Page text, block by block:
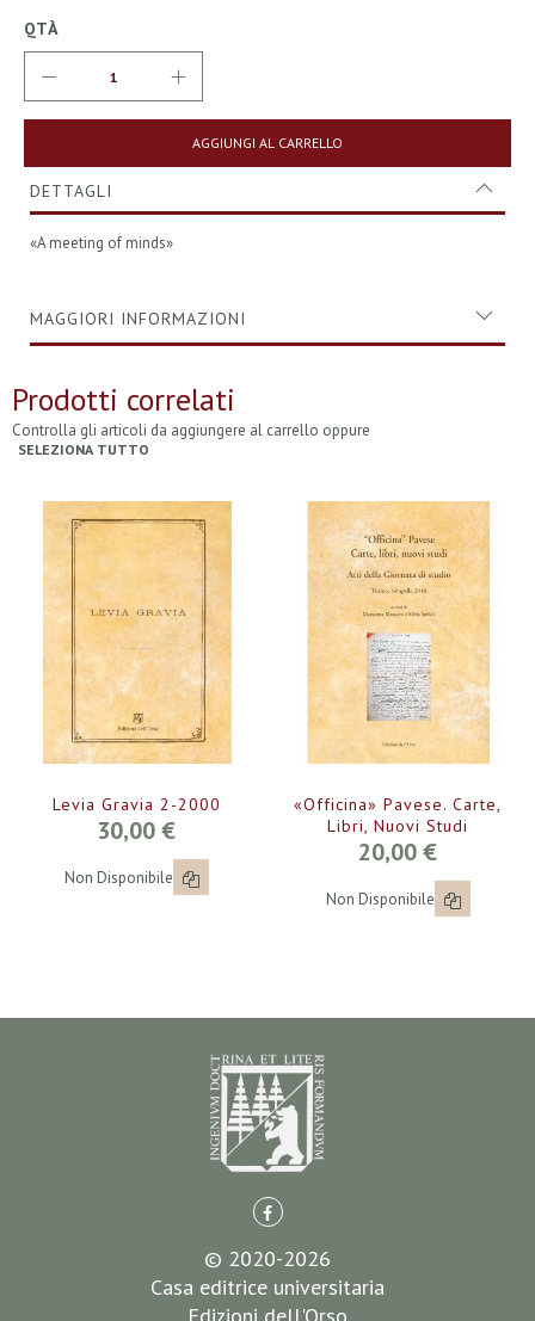
QTÀ
AGGIUNGI AL CARRELLO
DETTAGLI
«A meeting of minds»
MAGGIORI INFORMAZIONI
Prodotti correlati
Controlla gli articoli da aggiungere al carrello oppure
SELEZIONA TUTTO
Levia Gravia 2-2000
30,00 €
Non Disponibile
«Officina» Pavese. Carte,
Libri, Nuovi Studi
20,00 €
Non Disponibile
© 2020-2026
Casa editrice universitaria